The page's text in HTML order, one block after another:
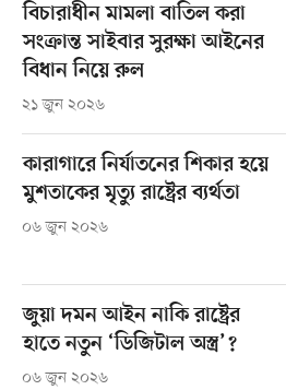
বিচারাধীন মামলা বাতিল করা
সংক্রান্ত সাইবার সুরক্ষা আইনের
বিধান নিয়ে রুল
২১ জুন ২০২৬
কারাগারে নির্যাতনের শিকার হয়ে
মুশতাকের মৃত্যু রাষ্ট্রের ব্যর্থতা
০৬ জুন ২০২৬
জুয়া দমন আইন নাকি রাষ্ট্রের
হাতে নতুন ‘ডিজিটাল অস্ত্র’?
০৬ জুন ২০২৬